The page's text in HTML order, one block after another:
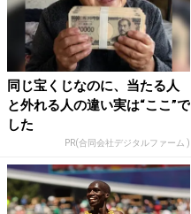
同じ宝くじなのに、当たる人
と外れる人の違い実は“ここ”で
した
PR(合同会社デジタルファーム )